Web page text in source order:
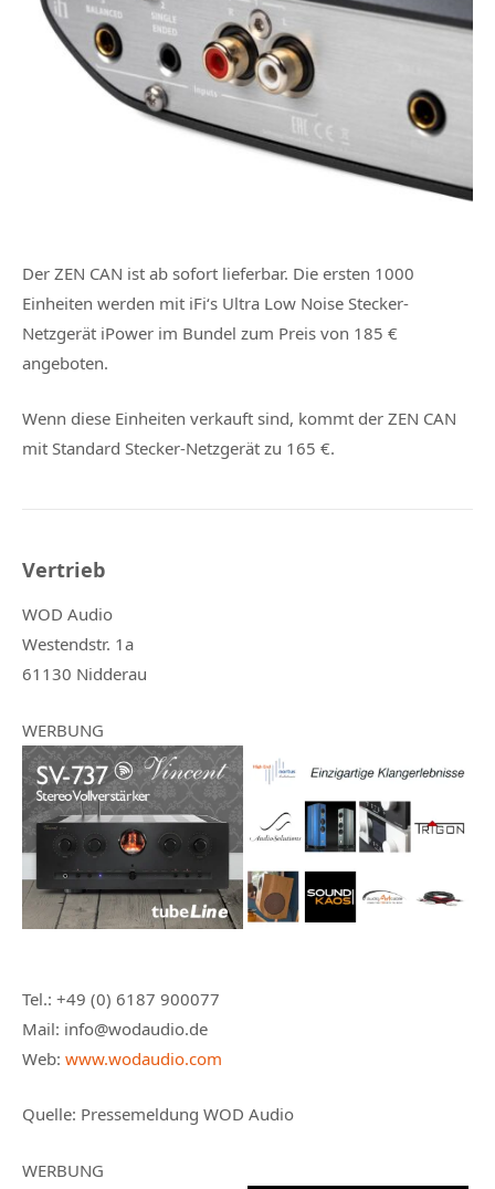
Der ZEN CAN ist ab sofort lieferbar. Die ersten 1000
Einheiten werden mit iFi‘s Ultra Low Noise Stecker-
Netzgerät iPower im Bundel zum Preis von 185 €
angeboten.
Wenn diese Einheiten verkauft sind, kommt der ZEN CAN
mit Standard Stecker-Netzgerät zu 165 €.
Vertrieb
WOD Audio
Westendstr. 1a
61130 Nidderau
WERBUNG
Tel.: +49 (0) 6187 900077
Mail: info@wodaudio.de
Web: www.wodaudio.com
Quelle: Pressemeldung WOD Audio
WERBUNG